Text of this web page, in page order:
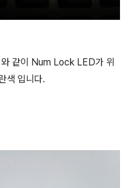
같이 Num Lock LED가 위
색 입니다.